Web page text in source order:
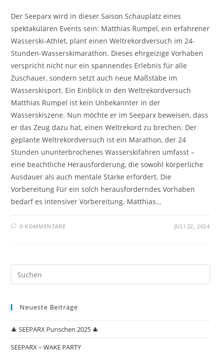
Der Seeparx wird in dieser Saison Schauplatz eines
spektakulären Events sein: Matthias Rumpel, ein erfahrener
Wasserski-Athlet, plant einen Weltrekordversuch im 24-
Stunden-Wasserskimarathon. Dieses ehrgeizige Vorhaben
verspricht nicht nur ein spannendes Erlebnis für alle
Zuschauer, sondern setzt auch neue Maßstäbe im
Wasserskisport. Ein Einblick in den Weltrekordversuch
Matthias Rumpel ist kein Unbekannter in der
Wasserskiszene. Nun möchte er im Seeparx beweisen, dass
er das Zeug dazu hat, einen Weltrekord zu brechen. Der
geplante Weltrekordversuch ist ein Marathon, der 24
Stunden ununterbrochenes Wasserskifahren umfasst –
eine beachtliche Herausforderung, die sowohl körperliche
Ausdauer als auch mentale Stärke erfordert. Die
Vorbereitung Für ein solch herausforderndes Vorhaben
bedarf es intensiver Vorbereitung. Matthias…
0 KOMMENTARE JULI 22, 2024
Neueste Beiträge
🎄 SEEPARX Punschen 2025 🎄
SEEPARX – WAKE PARTY